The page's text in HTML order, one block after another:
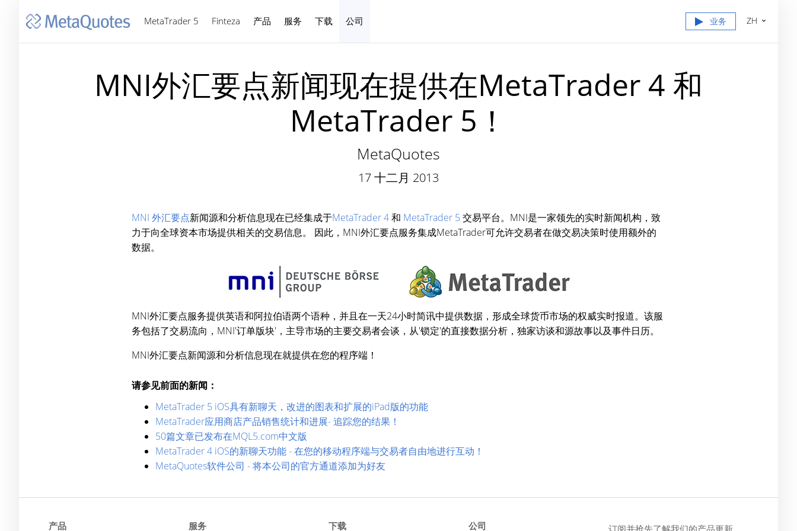
MetaTrader 5 Finteza 产品 服务 下载 公司 业务 ZH
MNI外汇要点新闻现在提供在MetaTrader 4 和
MetaTrader 5！
MetaQuotes
17 十二月 2013
MNI 外汇要点新闻源和分析信息现在已经集成于MetaTrader 4和 MetaTrader 5 交易平台。MNI是一家领先的实时新闻机构，致
力于向全球资本市场提供相关的交易信息。 因此，MNI外汇要点服务集成MetaTrader可允许交易者在做交易决策时使用额外的
数据。
MNI外汇要点服务提供英语和阿拉伯语两个语种，并且在一天24小时简讯中提供数据，形成全球货币市场的权威实时报道。该服
务包括了交易流向，MNI'订单版块'，主导市场的主要交易者会谈，从'锁定'的直接数据分析，独家访谈和源故事以及事件日历。
MNI外汇要点新闻源和分析信息现在就提供在您的程序端！
请参见前面的新闻：
MetaTrader 5 iOS具有新聊天，改进的图表和扩展的iPad版的功能
MetaTrader应用商店产品销售统计和进展- 追踪您的结果！
50篇文章已发布在MQL5.com中文版
MetaTrader 4 iOS的新聊天功能 - 在您的移动程序端与交易者自由地进行互动！
MetaQuotes软件公司 - 将本公司的官方通道添加为好友
产品 服务 下载 公司 订阅并抢先了解我们的产品更新